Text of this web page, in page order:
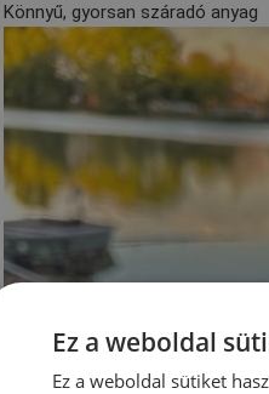
Könnyű, gyorsan száradó anyag
Ez a weboldal
Ez a weboldal sütiket